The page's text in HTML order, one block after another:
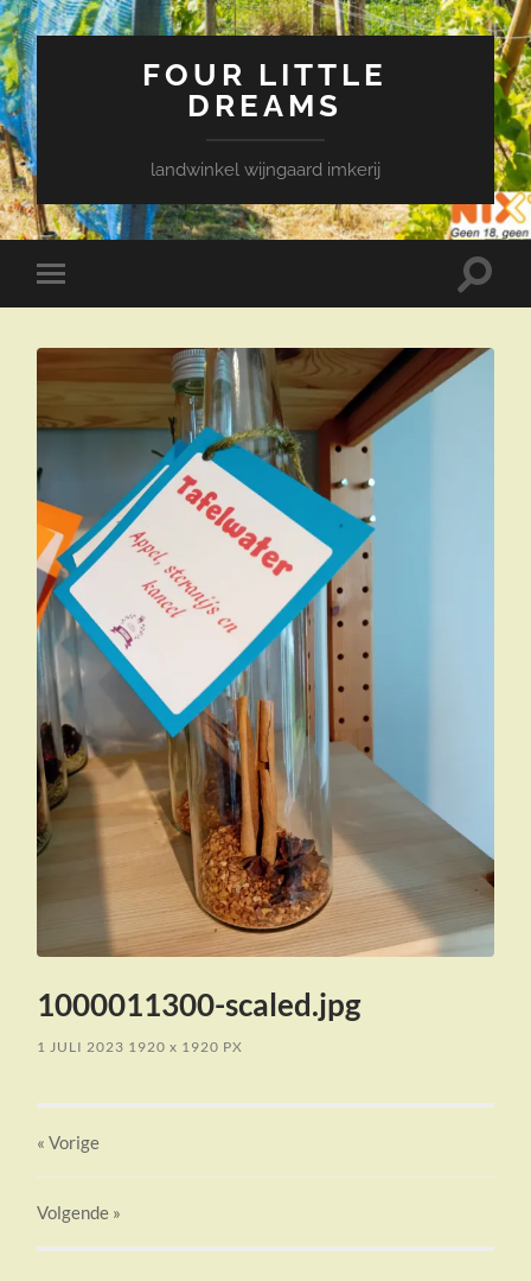
FOUR LITTLE
DREAMS
landwinkel wijngaard imkerij
Toggle
mobiel
Toggle
1000011300-scaled.jpg
1 JULI 2023 1920x 1920 PX
« Vorige
Volgende »